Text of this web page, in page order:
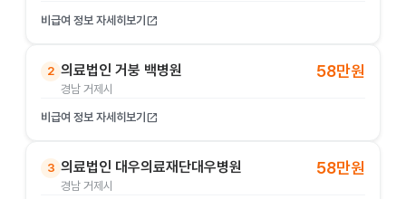
비급여 정보 자세히보기 open_in_new
2 의료법인 거붕 백병원
경남 거제시
58만원
비급여 정보 자세히보기 open_in_new
3 의료법인 대우의료재단대우병원
경남 거제시
58만원